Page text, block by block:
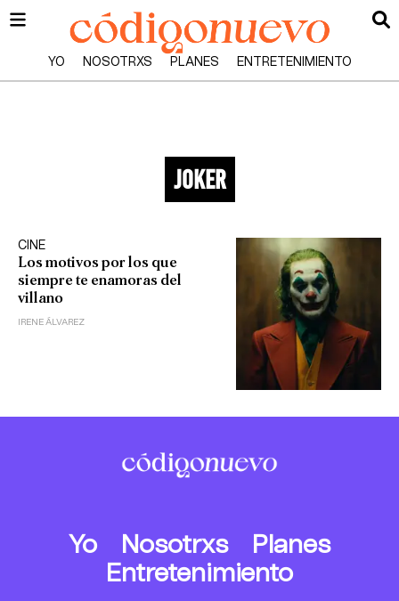
YO NOSOTRXS PLANES ENTRETENIMIENTO
joker
CINE
Los motivos por los que
siempre te enamoras del
villano
IRENE ÁLVAREZ
Yo Nosotrxs
Planes
Entretenimiento